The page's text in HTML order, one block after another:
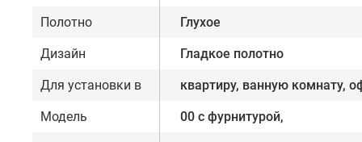
Полотно Глухое
Дизайн Гладкое полотно
Для установки в квартиру, ванную комнату,
Модель 00 с фурнитурой,